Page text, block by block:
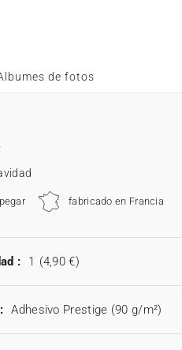
de fotos
fabricado en Francia
: 1 (4,90 €)
Adhesivo Prestige (90 g/m²)